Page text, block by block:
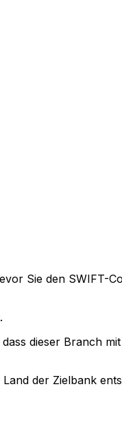
Sie den SWIFT-
dieser Branch
der Zielbank